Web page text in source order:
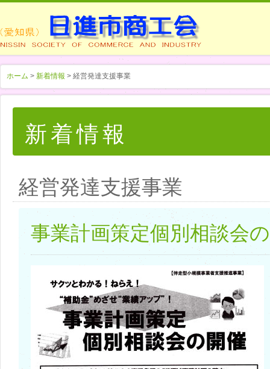
ホーム > 新着情報 > 経営発達支援事業
新着情報
経営発達支援事業
事業計画策定個別相談会